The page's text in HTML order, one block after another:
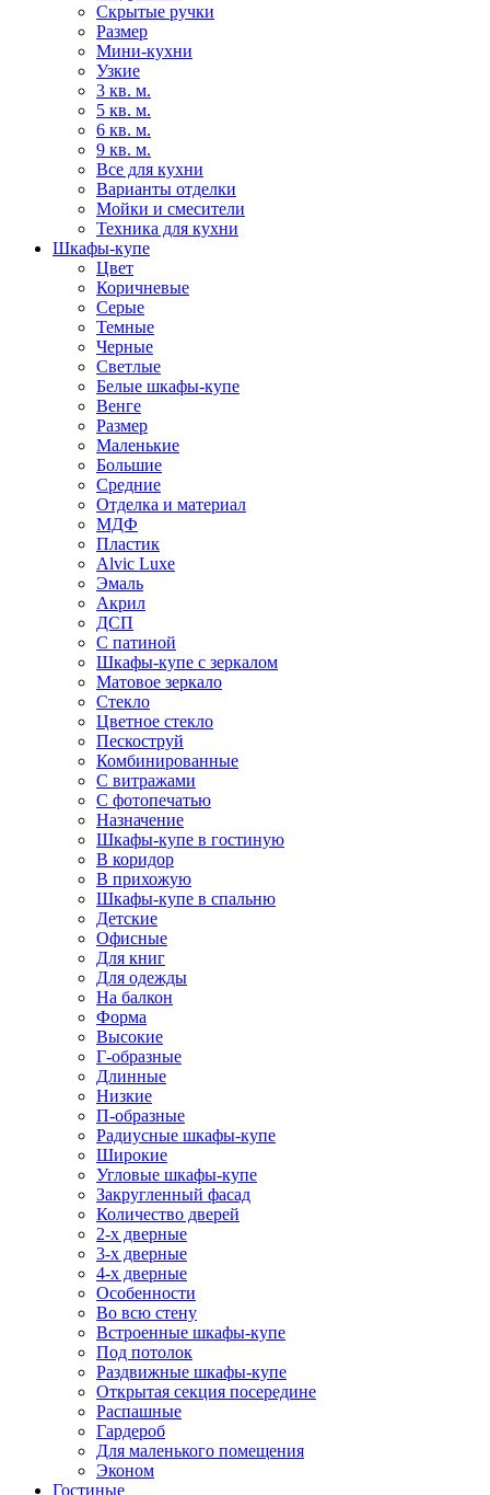
Скрытые ручки
Размер
Мини-кухни
Узкие
3 кв. м.
5 кв. м.
6 кв. м.
9 кв. м.
Все для кухни
Варианты отделки
Мойки и смесители
Техника для кухни
Шкафы-купе
Цвет
Коричневые
Серые
Темные
Черные
Светлые
Белые шкафы-купе
Венге
Размер
Маленькие
Большие
Средние
Отделка и материал
МДФ
Пластик
Alvic Luxe
Эмаль
Акрил
ДСП
С патиной
Шкафы-купе с зеркалом
Матовое зеркало
Стекло
Цветное стекло
Пескоструй
Комбинированные
С витражами
С фотопечатью
Назначение
Шкафы-купе в гостиную
В коридор
В прихожую
Шкафы-купе в спальню
Детские
Офисные
Для книг
Для одежды
На балкон
Форма
Высокие
Г-образные
Длинные
Низкие
П-образные
Радиусные шкафы-купе
Широкие
Угловые шкафы-купе
Закругленный фасад
Количество дверей
2-х дверные
3-х дверные
4-х дверные
Особенности
Во всю стену
Встроенные шкафы-купе
Под потолок
Раздвижные шкафы-купе
Открытая секция посередине
Распашные
Гардероб
Для маленького помещения
Эконом
Гостиные